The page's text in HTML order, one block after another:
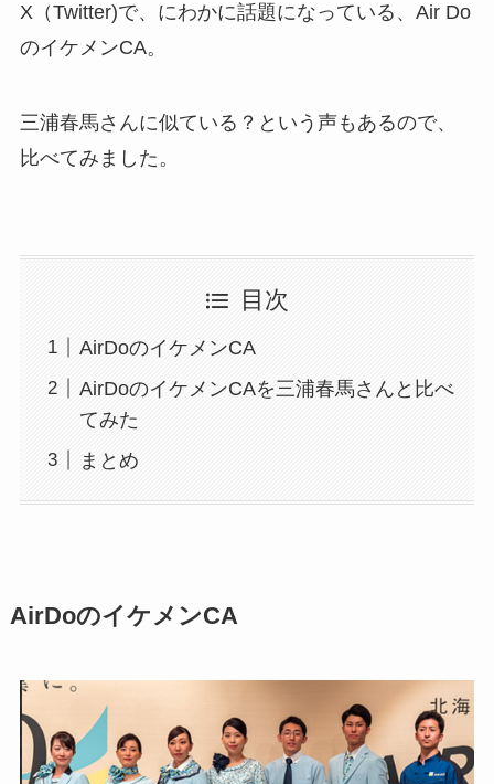
X（Twitter)で、にわかに話題になっている、Air Do
のイケメンCA。
三浦春馬さんに似ている？という声もあるので、
比べてみました。
目次
AirDoのイケメンCA
AirDoのイケメンCAを三浦春馬さんと比べ
てみた
まとめ
AirDoのイケメンCA